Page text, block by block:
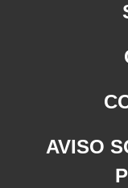
AVISO